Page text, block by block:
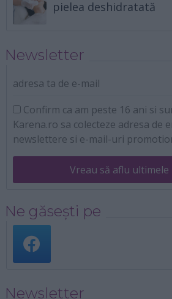
pielea deshidratată
Newsletter
adresa ta de e-mail
Confirm ca am peste 16 ani si
Karena.ro sa colecteze adresa de
newslettere si e-mail-uri
Vreau să aflu
Ne găsești pe
Newsletter